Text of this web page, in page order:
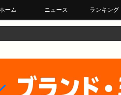
ーム ニュース ランキング